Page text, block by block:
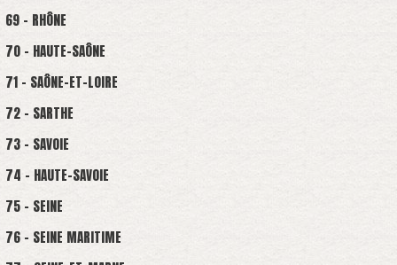
69 - RHÔNE
70 - HAUTE-SAÔNE
71 - SAÔNE-ET-LOIRE
72 - SARTHE
73 - SAVOIE
74 - HAUTE-SAVOIE
75 - SEINE
76 - SEINE MARITIME